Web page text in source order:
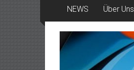
NEWS Über Uns